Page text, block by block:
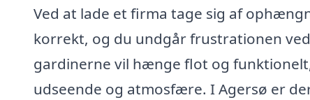
Ved at lade et firma tage sig af
korrekt, og du undgår frustrationen
gardinerne vil hænge flot og
udseende og atmosfære. I Agersø er